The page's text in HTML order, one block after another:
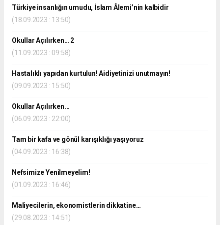
Türkiye insanlığın umudu, İslam Âlemi’nin kalbidir
(18.09.2023 : 13:50)
Okullar Açılırken… 2
(11.09.2023 : 09:58)
Hastalıklı yapıdan kurtulun! Aidiyetinizi unutmayın!
(09.09.2023 : 15:50)
Okullar Açılırken...
(06.09.2023 : 22:00)
Tam bir kafa ve gönül karışıklığı yaşıyoruz
(04.09.2023 : 16:38)
Nefsimize Yenilmeyelim!
(01.09.2023 : 16:46)
Maliyecilerin, ekonomistlerin dikkatine…
(29.08.2023 : 14:51)